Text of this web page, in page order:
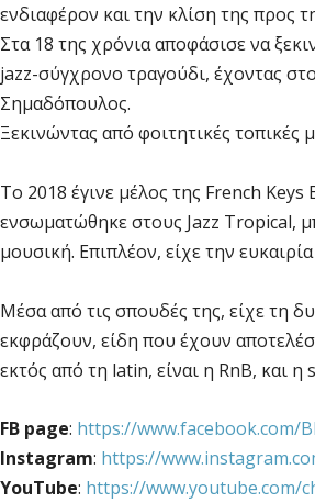
ενδιαφέρον και την κλίση της προς
Στα 18 της χρόνια αποφάσισε να
jazz-σύγχρονο τραγούδι, έχοντας
Σημαδόπουλος.
Ξεκινώντας από φοιτητικές
Το 2018 έγινε μέλος της French
ενσωματώθηκε στους Jazz Tropical,
μουσική. Επιπλέον, είχε την
Μέσα από τις σπουδές της, είχε τη
εκφράζουν, είδη που έχουν
εκτός από τη latin, είναι η RnB, και η
FB page: https://www.facebook.com/
Instagram: https://
YouTube: https://www.youtube.com/